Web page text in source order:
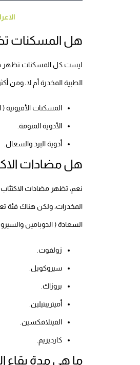
هل المسكنات
ليست كل المسكنات تظهر في
الطبية المخدرة أم لا، ومن
المسكنات الأفيونية (
الأدوية المنومة.
أدوية البرد والسعال.
هل مضادات
نعم، تظهر مضادات
المخدرات، ولكن هناك فئة تعطي
السعادة ( الدوبامين
زولفوت.
سيروكويل.
بروزاك.
أميتريبتيلين.
الفينلافكسين.
كارديزيم.
ما هي مدة بقاء